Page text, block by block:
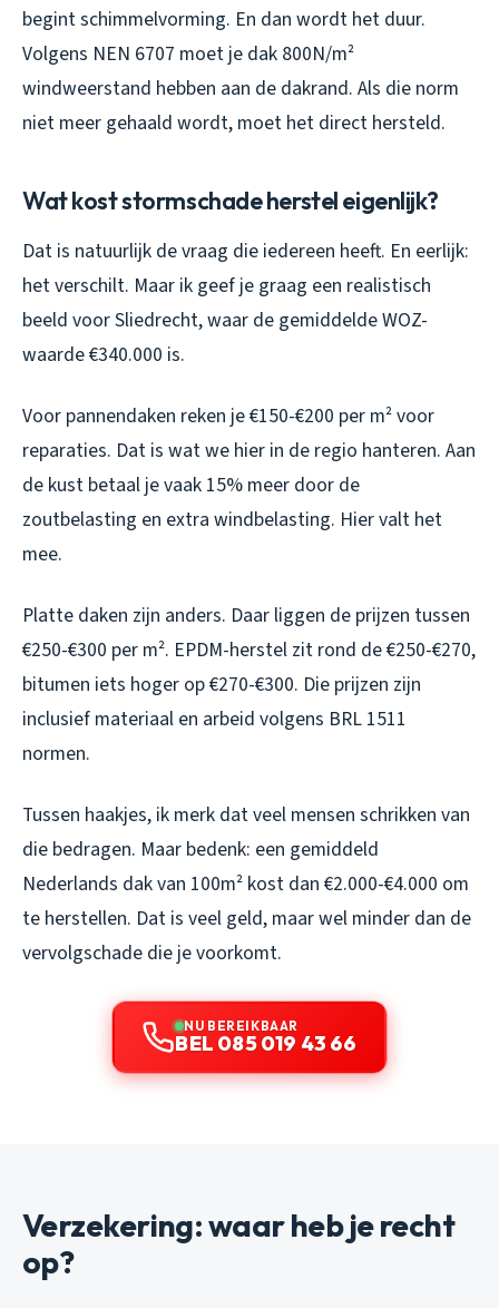
begint schimmelvorming. En dan wordt het duur.
Volgens NEN 6707 moet je dak 800N/m²
windweerstand hebben aan de dakrand. Als die norm
niet meer gehaald wordt, moet het direct hersteld.
Wat kost stormschade herstel eigenlijk?
Dat is natuurlijk de vraag die iedereen heeft. En eerlijk:
het verschilt. Maar ik geef je graag een realistisch
beeld voor Sliedrecht, waar de gemiddelde WOZ-
waarde €340.000 is.
Voor pannendaken reken je €150-€200 per m² voor
reparaties. Dat is wat we hier in de regio hanteren. Aan
de kust betaal je vaak 15% meer door de
zoutbelasting en extra windbelasting. Hier valt het
mee.
Platte daken zijn anders. Daar liggen de prijzen tussen
€250-€300 per m². EPDM-herstel zit rond de €250-€270,
bitumen iets hoger op €270-€300. Die prijzen zijn
inclusief materiaal en arbeid volgens BRL 1511
normen.
Tussen haakjes, ik merk dat veel mensen schrikken van
die bedragen. Maar bedenk: een gemiddeld
Nederlands dak van 100m² kost dan €2.000-€4.000 om
te herstellen. Dat is veel geld, maar wel minder dan de
vervolgschade die je voorkomt.
NU BEREIKBAAR
BEL 085 019 43 66
Verzekering: waar heb je recht
op?